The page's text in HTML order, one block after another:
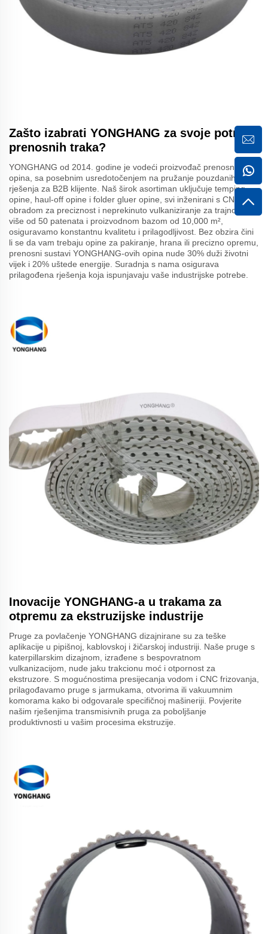
Zašto izabrati YONGHANG za svoje potrebe
prenosnih traka?
YONGHANG od 2014. godine je vodeći proizvođač prenosnih
opina, sa posebnim usredotočenjem na pružanje pouzdanih
rješenja za B2B klijente. Naš širok asortiman uključuje temping
opine, haul-off opine i folder gluer opine, svi inženirani s CNC
obradom za preciznost i neprekinuto vulkaniziranje za trajnost. S
više od 50 patenata i proizvodnom bazom od 10,000 m²,
osiguravamo konstantnu kvalitetu i prilagodljivost. Bez obzira čini
li se da vam trebaju opine za pakiranje, hrana ili precizno opremu,
prenosni sustavi YONGHANG-ovih opina nude 30% duži životni
vijek i 20% uštede energije. Suradnja s nama osigurava
prilagođena rješenja koja ispunjavaju vaše industrijske potrebe.
Inovacije YONGHANG-a u trakama za
otpremu za ekstruzijske industrije
Pruge za povlačenje YONGHANG dizajnirane su za teške
aplikacije u pipišnoj, kablovskoj i žičarskoj industriji. Naše pruge s
katerpillarskim dizajnom, izrađene s bespovratnom
vulkanizacijom, nude jaku trakcionu moć i otpornost za
ekstruzore. S mogućnostima presijecanja vodom i CNC frizovanja,
prilagođavamo pruge s jarmukama, otvorima ili vakuumnim
komorama kako bi odgovarale specifičnoj mašineriji. Povjerite
našim rješenjima transmisivnih pruga za poboljšanje
produktivnosti u vašim procesima ekstruzije.